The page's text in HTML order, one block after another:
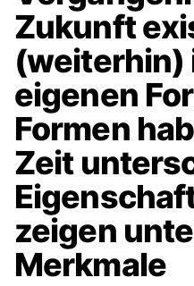
Zukunft
(weiterhin)
eigenen
Formen
Zeit
zeigen
Merkmale